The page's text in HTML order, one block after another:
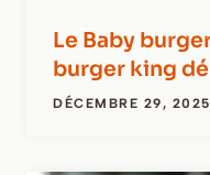
Le Baby
burger king
DÉCEMBRE 29, 2025